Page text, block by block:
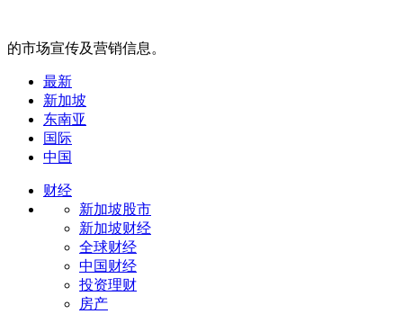
的市场宣传及营销信息。
最新
新加坡
东南亚
国际
中国
财经
新加坡股市
新加坡财经
全球财经
中国财经
投资理财
房产